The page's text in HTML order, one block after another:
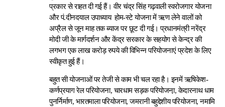
प्रकार से राहत दी गई हैं। वीर चंद्र सिंह गढ़वाली स्वरोजगार योजना
और पं.दीनदयाल उपाध्याय होम-स्टे योजना में ऋण लेने वालों को
अप्रैल से जून माह तक ब्याज पर छूट दी गई। प्रधानमंत्री नरेंद्र
मोदी जी के मार्गदर्शन और केंद्र सरकार के सहयोग से केन्द्र की
लगभग एक लाख करोड़ रुपये की विभिन्न परियोजनाएं प्रदेश के लिए
स्वीकृत हुई हैं।
बहुत सी योजनाओं पर तेजी से काम भी चल रहा है। इनमें ऋषिकेश-
कर्णप्रयाग रेल परियोजना, चारधाम सड़क परियोजना़, केदारनाथ धाम
पुनर्निर्माण, भारतमाला परियोजना, जमरानी बहुद्देशीय परियोजना, नमामि